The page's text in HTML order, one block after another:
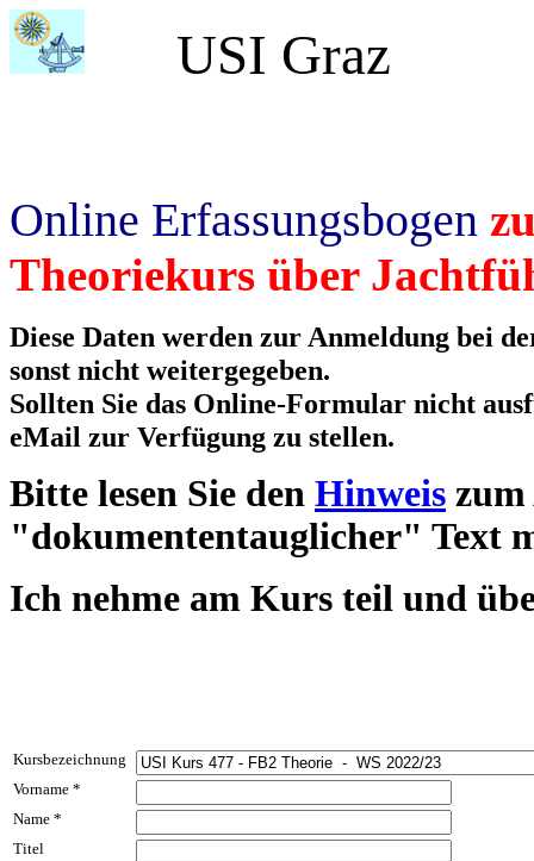
USI Graz
Online Erfassungsbogen
Theoriekurs über
Diese Daten werden zur Anmeldung bei
sonst nicht weitergegeben.
Sollten Sie das Online-Formular nicht
eMail zur Verfügung zu stellen.
Bitte lesen Sie den Hinweis
"dokumententauglicher" Text
Ich nehme am Kurs teil und
Kursbezeichnung
Vorname *
Name *
Titel